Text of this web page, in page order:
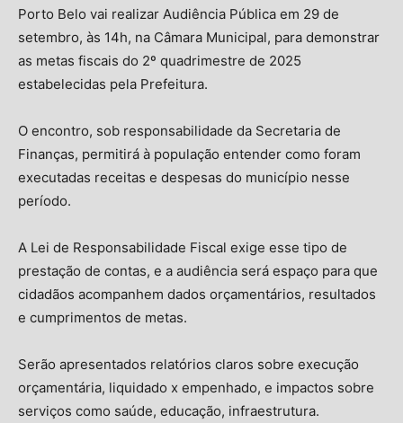
Porto Belo vai realizar Audiência Pública em 29 de
setembro, às 14h, na Câmara Municipal, para demonstrar
as metas fiscais do 2º quadrimestre de 2025
estabelecidas pela Prefeitura.
O encontro, sob responsabilidade da Secretaria de
Finanças, permitirá à população entender como foram
executadas receitas e despesas do município nesse
período.
A Lei de Responsabilidade Fiscal exige esse tipo de
prestação de contas, e a audiência será espaço para que
cidadãos acompanhem dados orçamentários, resultados
e cumprimentos de metas.
Serão apresentados relatórios claros sobre execução
orçamentária, liquidado x empenhado, e impactos sobre
serviços como saúde, educação, infraestrutura.